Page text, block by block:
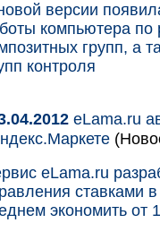
версии
компьютера
групп, а
контроля
eLama.ru
eLama.ru
ставками
экономить от